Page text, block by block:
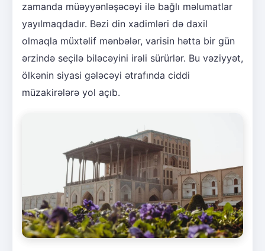
zamanda müəyyənləşəcəyi ilə bağlı məlumatlar
yayılmaqdadır. Bəzi din xadimləri də daxil
olmaqla müxtəlif mənbələr, varisin hətta bir gün
ərzində seçilə biləcəyini irəli sürürlər. Bu vəziyyət,
ölkənin siyasi gələcəyi ətrafında ciddi
müzakirələrə yol açıb.